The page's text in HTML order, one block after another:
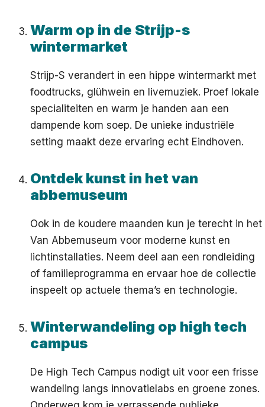
Warm op in de Strijp-s
wintermarket
Strijp-S verandert in een hippe wintermarkt met
foodtrucks, glühwein en livemuziek. Proef lokale
specialiteiten en warm je handen aan een
dampende kom soep. De unieke industriële
setting maakt deze ervaring echt Eindhoven.
Ontdek kunst in het van
abbemuseum
Ook in de koudere maanden kun je terecht in het
Van Abbemuseum voor moderne kunst en
lichtinstallaties. Neem deel aan een rondleiding
of familieprogramma en ervaar hoe de collectie
inspeelt op actuele thema’s en technologie.
Winterwandeling op high tech
campus
De High Tech Campus nodigt uit voor een frisse
wandeling langs innovatielabs en groene zones.